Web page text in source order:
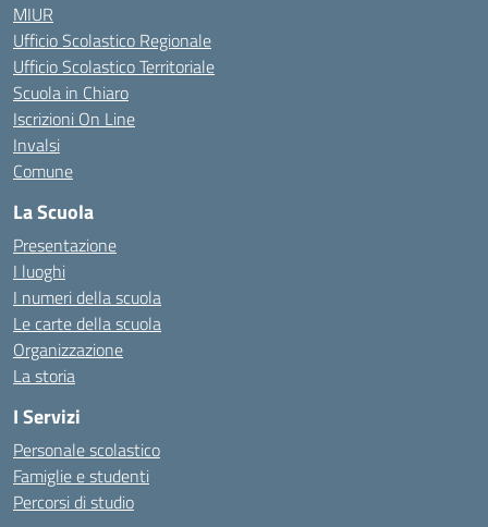
MIUR
Ufficio Scolastico Regionale
Ufficio Scolastico Territoriale
Scuola in Chiaro
Iscrizioni On Line
Invalsi
Comune
La Scuola
Presentazione
I luoghi
I numeri della scuola
Le carte della scuola
Organizzazione
La storia
I Servizi
Personale scolastico
Famiglie e studenti
Percorsi di studio